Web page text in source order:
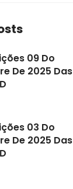
09 Do
De 2025 Das
03 Do
De 2025 Das